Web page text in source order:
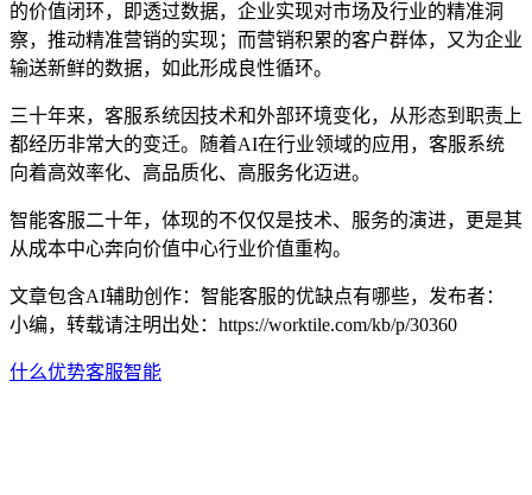
的价值闭环，即透过数据，企业实现对市场及行业的精准洞
察，推动精准营销的实现；而营销积累的客户群体，又为企业
输送新鲜的数据，如此形成良性循环。
三十年来，客服系统因技术和外部环境变化，从形态到职责上
都经历非常大的变迁。随着AI在行业领域的应用，客服系统
向着高效率化、高品质化、高服务化迈进。
智能客服二十年，体现的不仅仅是技术、服务的演进，更是其
从成本中心奔向价值中心行业价值重构。
文章包含AI辅助创作：智能客服的优缺点有哪些，发布者：
小编，转载请注明出处： https://worktile.com/kb/p/30360
什么优势客服智能